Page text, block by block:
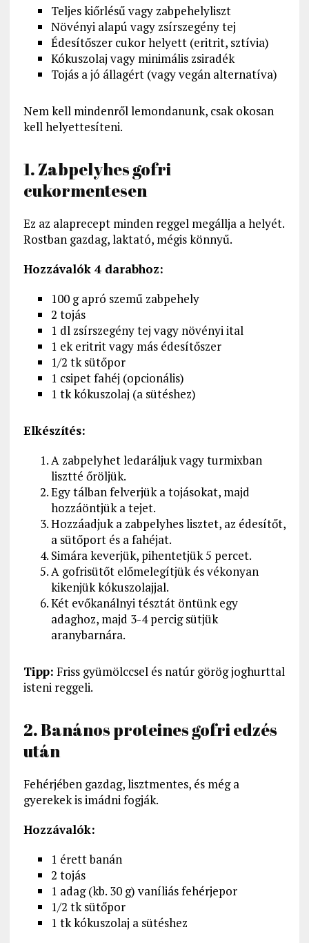
Teljes kiőrlésű vagy zabpehelyliszt
Növényi alapú vagy zsírszegény tej
Édesítőszer cukor helyett (eritrit, sztívia)
Kókuszolaj vagy minimális zsiradék
Tojás a jó állagért (vagy vegán alternatíva)
Nem kell mindenről lemondanunk, csak okosan
kell helyettesíteni.
1. Zabpelyhes gofri
cukormentesen
Ez az alaprecept minden reggel megállja a helyét.
Rostban gazdag, laktató, mégis könnyű.
Hozzávalók 4 darabhoz:
100 g apró szemű zabpehely
2 tojás
1 dl zsírszegény tej vagy növényi ital
1 ek eritrit vagy más édesítőszer
1/2 tk sütőpor
1 csipet fahéj (opcionális)
1 tk kókuszolaj (a sütéshez)
Elkészítés:
A zabpelyhet ledaráljuk vagy turmixban
lisztté őröljük.
Egy tálban felverjük a tojásokat, majd
hozzáöntjük a tejet.
Hozzáadjuk a zabpelyhes lisztet, az édesítőt,
a sütőport és a fahéjat.
Simára keverjük, pihentetjük 5 percet.
A gofrisütőt előmelegítjük és vékonyan
kikenjük kókuszolajjal.
Két evőkanálnyi tésztát öntünk egy
adaghoz, majd 3-4 percig sütjük
aranybarnára.
Tipp: Friss gyümölccsel és natúr görög joghurttal
isteni reggeli.
2. Banános proteines gofri edzés
után
Fehérjében gazdag, lisztmentes, és még a
gyerekek is imádni fogják.
Hozzávalók:
1 érett banán
2 tojás
1 adag (kb. 30 g) vaníliás fehérjepor
1/2 tk sütőpor
1 tk kókuszolaj a sütéshez